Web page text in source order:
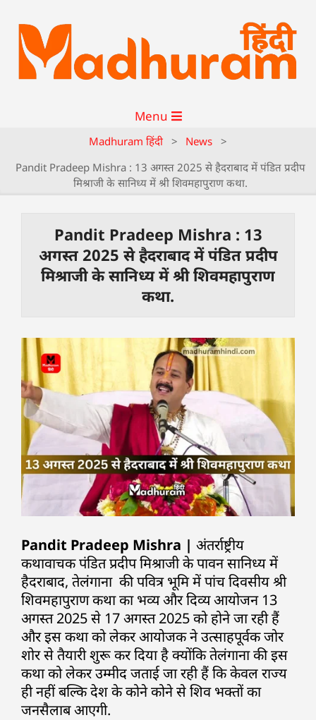
Menu
Madhuram हिंदी > News >
Pandit Pradeep Mishra : 13 अगस्त 2025 से हैदराबाद में पंडित प्रदीप
मिश्राजी के सानिध्य में श्री शिवमहापुराण कथा.
Pandit Pradeep Mishra : 13
अगस्त 2025 से हैदराबाद में पंडित प्रदीप
मिश्राजी के सानिध्य में श्री शिवमहापुराण
कथा.
Pandit Pradeep Mishra | अंतर्राष्ट्रीय
कथावाचक पंडित प्रदीप मिश्राजी के पावन सानिध्य में
हैदराबाद, तेलंगाना की पवित्र भूमि में पांच दिवसीय श्री
शिवमहापुराण कथा का भव्य और दिव्य आयोजन 13
अगस्त 2025 से 17 अगस्त 2025 को होने जा रही हैं
और इस कथा को लेकर आयोजक ने उत्साहपूर्वक जोर
शोर से तैयारी शुरू कर दिया है क्योंकि तेलंगाना की इस
कथा को लेकर उम्मीद जताई जा रही हैं कि केवल राज्य
ही नहीं बल्कि देश के कोने कोने से शिव भक्तों का
जनसैलाब आएगी.